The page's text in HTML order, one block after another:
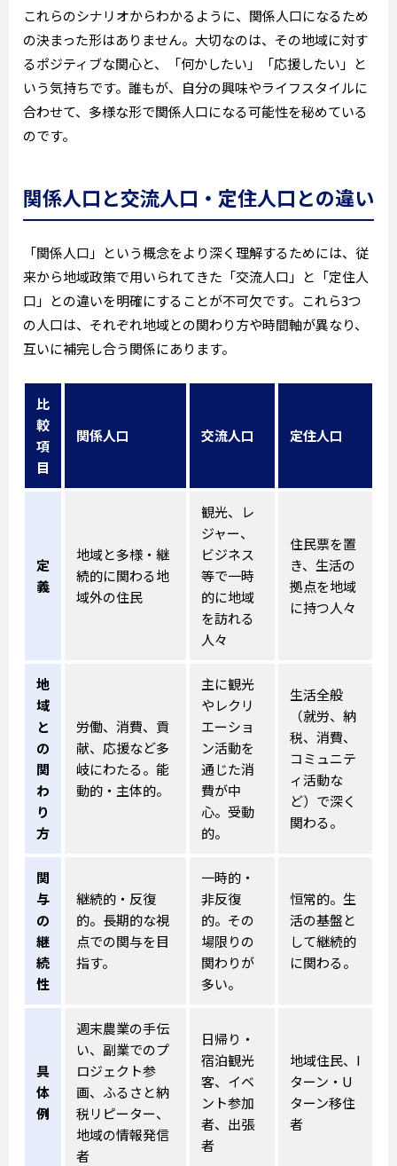
これらのシナリオからわかるように、関係人口になるため
の決まった形はありません。大切なのは、その地域に対す
るポジティブな関心と、「何かしたい」「応援したい」と
いう気持ちです。誰もが、自分の興味やライフスタイルに
合わせて、多様な形で関係人口になる可能性を秘めている
のです。
関係人口と交流人口・定住人口との違い
「関係人口」という概念をより深く理解するためには、従
来から地域政策で用いられてきた「交流人口」と「定住人
口」との違いを明確にすることが不可欠です。これら3つ
の人口は、それぞれ地域との関わり方や時間軸が異なり、
互いに補完し合う関係にあります。
比
較
項
目
関係人口 交流人口 定住人口
定
義
地域と多様・継
続的に関わる地
域外の住民
観光、レ
ジャー、
ビジネス
等で一時
的に地域
を訪れる
人々
住民票を置
き、生活の
拠点を地域
に持つ人々
地
域
と
の
関
わ
り
方
労働、消費、貢
献、応援など多
岐にわたる。能
動的・主体的。
主に観光
やレクリ
エーショ
ン活動を
通じた消
費が中
心。受動
的。
生活全般
（就労、納
税、消費、
コミュニテ
ィ活動な
ど）で深く
関わる。
関
与
の
継
続
性
継続的・反復
的。長期的な視
点での関与を目
指す。
一時的・
非反復
的。その
場限りの
関わりが
多い。
恒常的。生
活の基盤と
して継続的
に関わる。
具
体
例
週末農業の手伝
い、副業でのプ
ロジェクト参
画、ふるさと納
税リピーター、
地域の情報発信
者
日帰り・
宿泊観光
客、イベ
ント参加
者、出張
者
地域住民、I
ターン・U
ターン移住
者